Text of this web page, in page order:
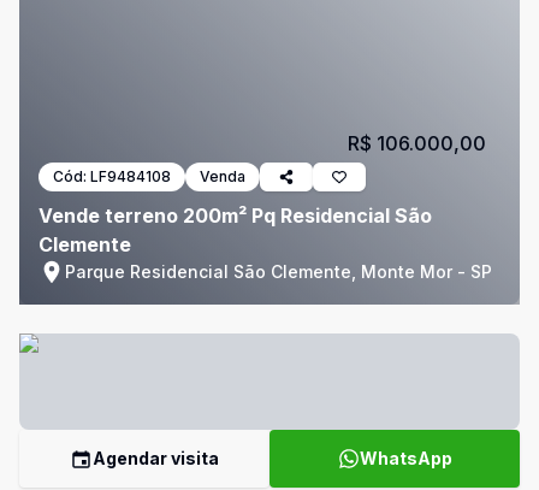
Cód: LF9484108 Venda
Vende terreno 200m² Pq Residencial São
Clemente
Parque Residencial São Clemente, Monte Mor - SP
R$ 106.000,00
Agendar visita WhatsApp